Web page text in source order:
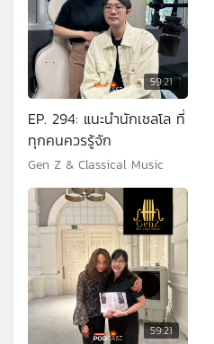
59:21
EP. 294: แนะนำนักเชลโล ที่
ทุกคนควรรู้จัก
Gen Z & Classical Music
59:21